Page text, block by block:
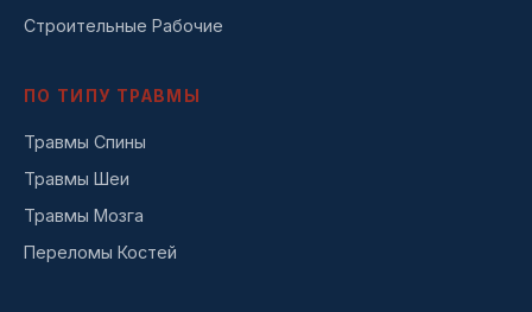
Строительные Рабочие
ПО ТИПУ ТРАВМЫ
Травмы Спины
Травмы Шеи
Травмы Мозга
Переломы Костей